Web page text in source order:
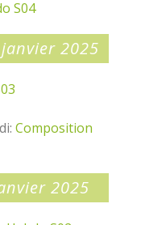
S04
2025
Composition
2025